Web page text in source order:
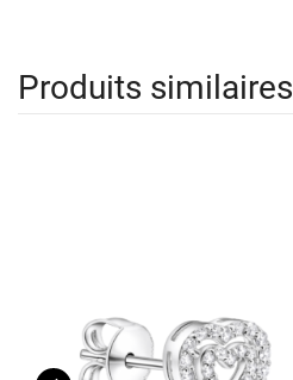
Produits similaires